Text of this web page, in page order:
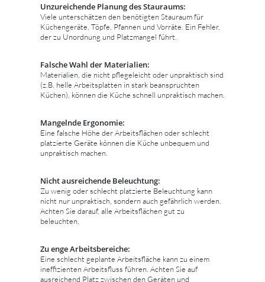
Unzureichende Planung des Stauraums:
Viele unterschätzen den benötigten Stauraum für
Küchengeräte, Töpfe, Pfannen und Vorräte. Ein Fehler,
der zu Unordnung und Platzmangel führt.
Falsche Wahl der Materialien:
Materialien, die nicht pflegeleicht oder unpraktisch sind
(z.B. helle Arbeitsplatten in stark beanspruchten
Küchen), können die Küche schnell unpraktisch machen.
Mangelnde Ergonomie:
Eine falsche Höhe der Arbeitsflächen oder schlecht
platzierte Geräte können die Küche unbequem und
unpraktisch machen.
Nicht ausreichende Beleuchtung:
Zu wenig oder schlecht platzierte Beleuchtung kann
nicht nur unpraktisch, sondern auch gefährlich werden.
Achten Sie darauf, alle Arbeitsflächen gut zu
beleuchten.
Zu enge Arbeitsbereiche:
Eine schlecht geplante Arbeitsfläche kann zu einem
ineffizienten Arbeitsfluss führen. Achten Sie auf
ausreichend Platz zwischen den Geräten und